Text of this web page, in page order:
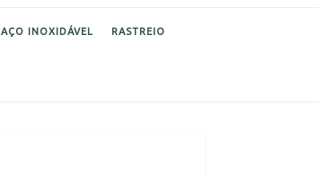
AÇO INOXIDÁVEL RASTREIO